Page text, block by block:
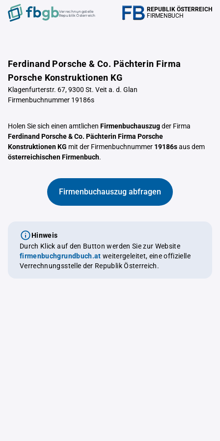
Verrechnungstelle
Republik Österreich
REPUBLIK ÖSTERREICH
FIRMENBUCH
Ferdinand Porsche & Co. Pächterin Firma
Porsche Konstruktionen KG
Klagenfurterstr. 67, 9300 St. Veit a. d. Glan
Firmenbuchnummer 19186s
Holen Sie sich einen amtlichen Firmenbuchauszugder Firma
Ferdinand Porsche & Co. Pächterin Firma Porsche
Konstruktionen KG mit der Firmenbuchnummer 19186saus dem
österreichischen Firmenbuch.
Firmenbuchauszug abfragen
Hinweis
Durch Klick auf den Button werden Sie zur Website
firmenbuchgrundbuch.at weitergeleitet, eine offizielle
Verrechnungsstelle der Republik Österreich.